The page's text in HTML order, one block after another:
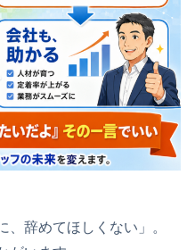
、辞めてほしくない」。